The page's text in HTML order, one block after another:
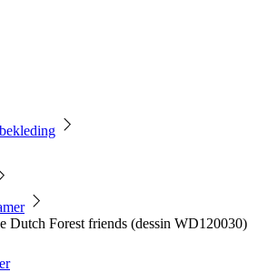
Dutch Forest friends (dessin WD120030)